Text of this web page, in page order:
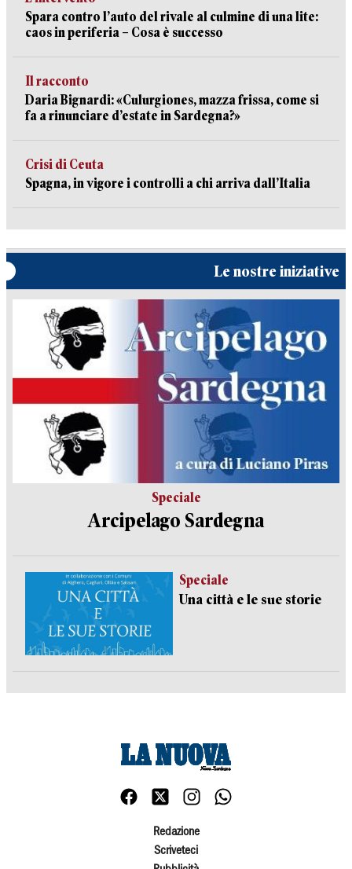
Spara contro l’auto del rivale al culmine di una lite:
caos in periferia – Cosa è successo
Il racconto
Daria Bignardi: «Culurgiones, mazza frissa, come si
fa a rinunciare d’estate in Sardegna?»
Crisi di Ceuta
Spagna, in vigore i controlli a chi arriva dall’Italia
Le nostre iniziative
Speciale
Arcipelago Sardegna
Speciale
Una città e le sue storie
Redazione
Scriveteci